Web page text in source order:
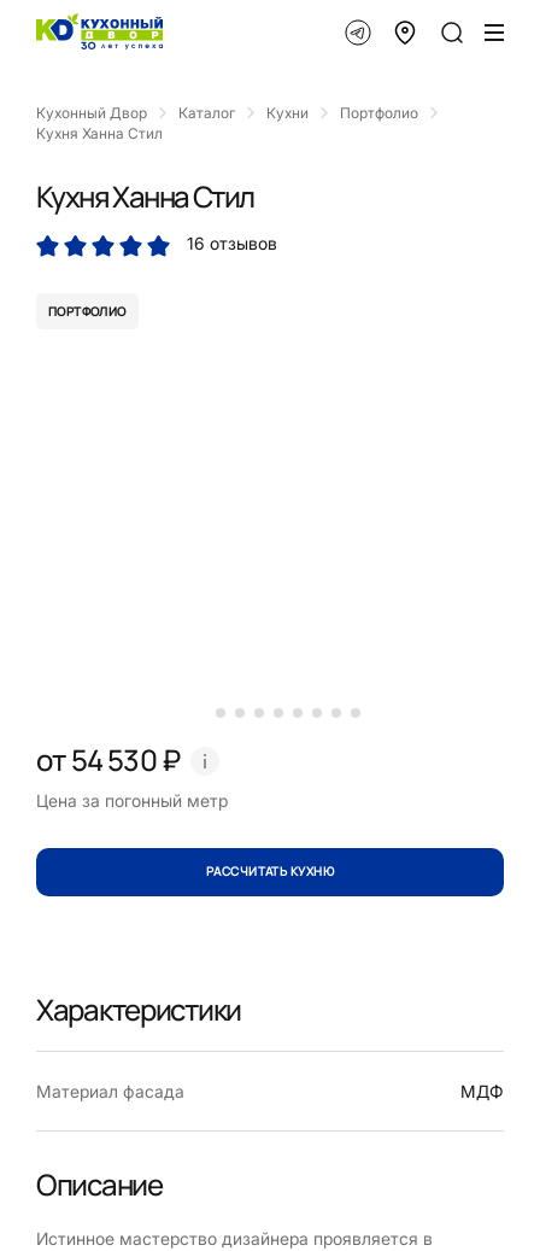
Кухонный Двор Каталог Кухни
Портфолио
Кухня Ханна Стил
Кухня Ханна Стил
16 отзывов
ПОРТФОЛИО
от 54 530 ₽
Цена за погонный метр
РАССЧИТАТЬ КУХНЮ
Характеристики
Материал фасада МДФ
Описание
Истинное мастерство дизайнера проявляется в